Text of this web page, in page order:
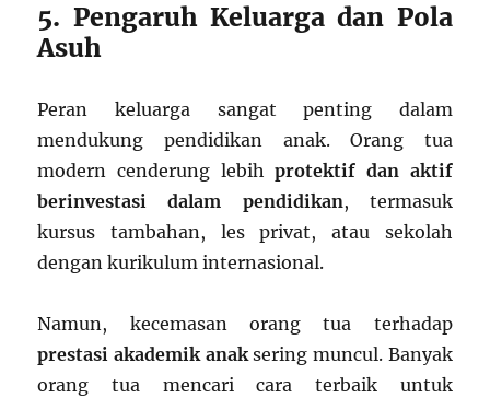
5. Pengaruh Keluarga dan Pola
Asuh
Peran keluarga sangat penting dalam
mendukung pendidikan anak. Orang tua
modern cenderung lebihprotektif dan aktif
berinvestasi dalam pendidikan, termasuk
kursus tambahan, les privat, atau sekolah
dengan kurikulum internasional.
Namun, kecemasan orang tua terhadap
prestasi akademik anaksering muncul. Banyak
orang tua mencari cara terbaik untuk